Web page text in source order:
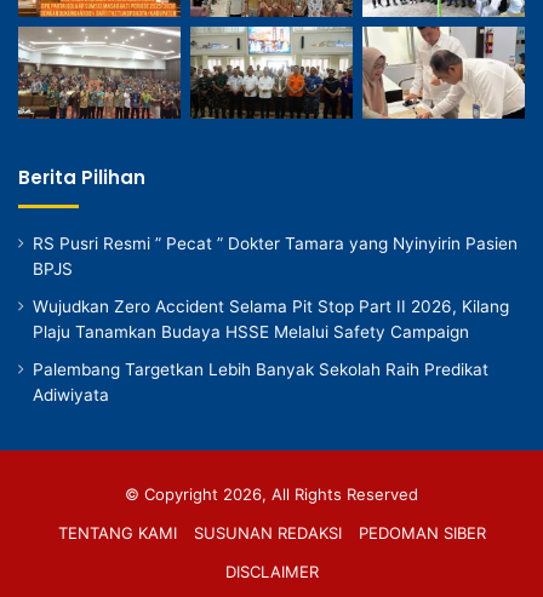
Berita Pilihan
RS Pusri Resmi ” Pecat ” Dokter Tamara yang Nyinyirin Pasien
BPJS
Wujudkan Zero Accident Selama Pit Stop Part II 2026, Kilang
Plaju Tanamkan Budaya HSSE Melalui Safety Campaign
Palembang Targetkan Lebih Banyak Sekolah Raih Predikat
Adiwiyata
© Copyright 2026, All Rights Reserved
TENTANG KAMI
SUSUNAN REDAKSI
PEDOMAN SIBER
DISCLAIMER